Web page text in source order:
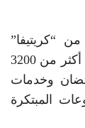
“كريتيفا”
أسوان برامج ريادة الأعمال التى شارك فيها أكثر من 3200
وخدمات
المبتكرة